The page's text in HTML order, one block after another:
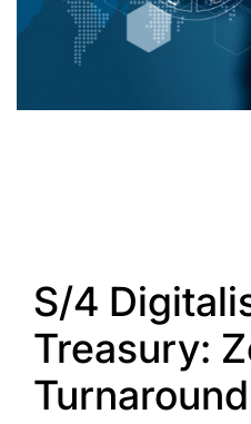
S/4
Treasury:
Turnaround